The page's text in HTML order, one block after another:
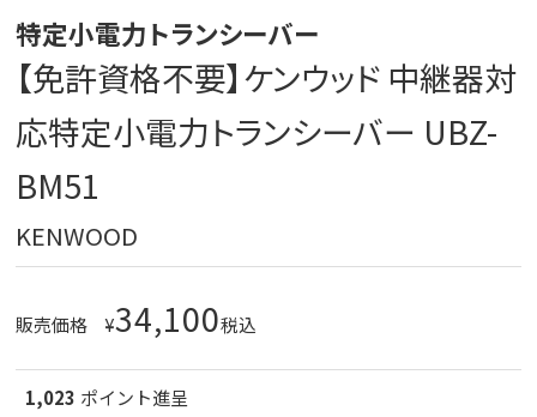
特定小電力トランシーバー
【免許資格不要】ケンウッド 中継器対
応特定小電力トランシーバー UBZ-
BM51
KENWOOD
販売価格 ¥34,100税込
1,023 ポイント進呈